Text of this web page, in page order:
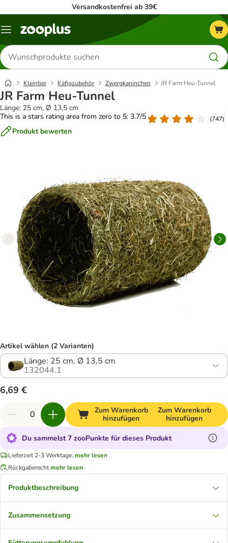
Versandkostenfrei ab 39€
Menü
Produkte
suchen
Kleintier Käfigzubehör Zwergkaninchen JR Farm Heu-Tunnel
JR Farm Heu-Tunnel
Länge: 25 cm, Ø 13,5 cm
This is a stars rating area from zero to 5: 3.7/5
(747)
Produkt bewerten
Artikel wählen (2 Varianten)
Länge: 25 cm, Ø 13,5 cm
132044.1
6,69 €
Zum Warenkorb
hinzufügen
Zum Warenkorb
hinzufügen
Du sammelst 7 zooPunkte für dieses Produkt
Lieferzeit 2-3 Werktage. mehr lesen
Rückgaberechtmehr lesen
Produktbeschreibung
Zusammensetzung